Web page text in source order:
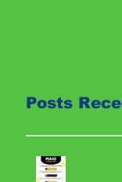
Posts